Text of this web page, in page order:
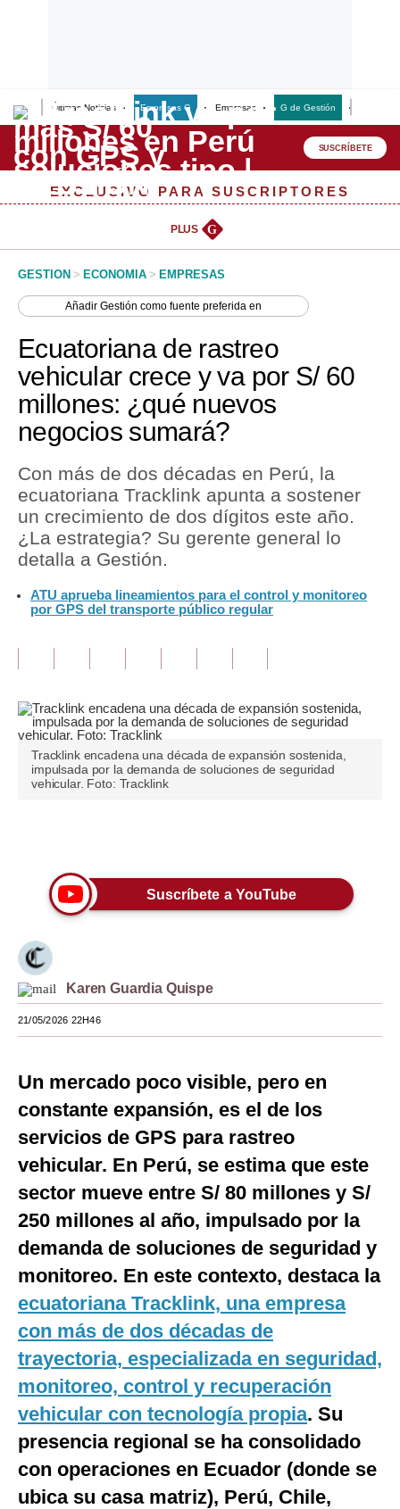
Últimas Noticias Empresas G Empresas G de Gestión
Lo último
Peru Quiosco
Management & Empleo
Perú
Política
Tu Dinero
Finanzas Personales
Inmobiliarias
Plus G
Editorial
Pregunta de hoy
Tendencias
Lujo
Viajes
Mundo
México
España
Internacional
Tecnología
Club del Suscriptor
Mix
Notas Contratadas
Podcast
Videos
Fotogalerías
gestion.pe
¿quiénes
SUSCRÍBETE
EXCLUSIVO PARA SUSCRIPTORES
PLUS G
GESTION > ECONOMIA > EMPRESAS
AñadirGestión como fuente preferida en
Ecuatoriana de rastreo
vehicular crece y va por S/ 60
millones: ¿qué nuevos
negocios sumará?
Con más de dos décadas en Perú, la
ecuatoriana Tracklink apunta a sostener
un crecimiento de dos dígitos este año.
¿La estrategia? Su gerente general lo
detalla a Gestión.
ATU aprueba lineamientos para el control y monitoreo
por GPS del transporte público regular
Tracklink encadena una década de expansión sostenida,
impulsada por la demanda de soluciones de seguridad
vehicular. Foto: Tracklink
Suscríbete a YouTube
Karen Guardia Quispe
21/05/2026 22H46
Un mercado poco visible, pero en
constante expansión, es el de los
servicios de GPS para rastreo
vehicular. En Perú, se estima que este
sector mueve entre S/ 80 millones y S/
250 millones al año, impulsado por la
demanda de soluciones de seguridad y
monitoreo. En este contexto, destaca la
ecuatoriana Tracklink, una empresa
con más de dos décadas de
trayectoria, especializada en seguridad,
monitoreo, control y recuperación
vehicular con tecnología propia. Su
presencia regional se ha consolidado
con operaciones en Ecuador (donde se
ubica su casa matriz), Perú, Chile,